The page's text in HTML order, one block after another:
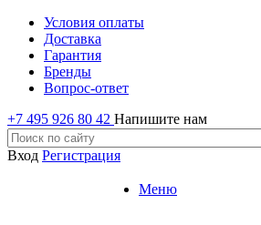
Условия оплаты
Доставка
Гарантия
Бренды
Вопрос-ответ
+7 495 926 80 42 Напишите нам
Вход Регистрация
Меню